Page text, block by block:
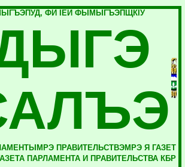
ФИ IЕЙ ФЫМЫГЪЭПЩКIУ
ПРАВИТЕЛЬСТВЭМРЭ Я ГАЗЕТ
ПАРЛАМЕНТА И ПРАВИТЕЛЬСТВА КБР